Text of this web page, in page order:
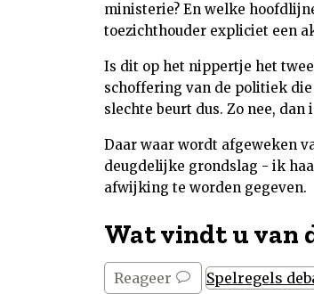
ministerie? En welke
toezichthouder expliciet een
Is dit op het nippertje het
schoffering van de politiek
slechte beurt dus. Zo nee,
Daar waar wordt afgeweken
deugdelijke grondslag - ik
afwijking te worden gegeven.
Wat vindt u van
Reageer Spelregels